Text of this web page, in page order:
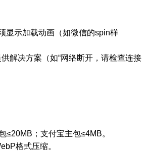
显示加载动画（如微信的spin样
解决方案（如“网络断开，请检查连接
≤20MB；支付宝主包≤4MB。
格式压缩。